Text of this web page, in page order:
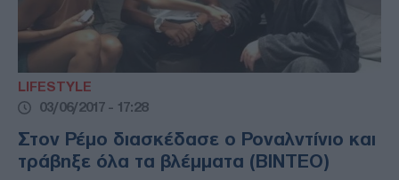
LIFESTYLE
03/06/2017 - 17:28
Στον Ρέμο διασκέδασε ο Ροναλντίνιο και
τράβηξε όλα τα βλέμματα (ΒΙΝΤΕΟ)